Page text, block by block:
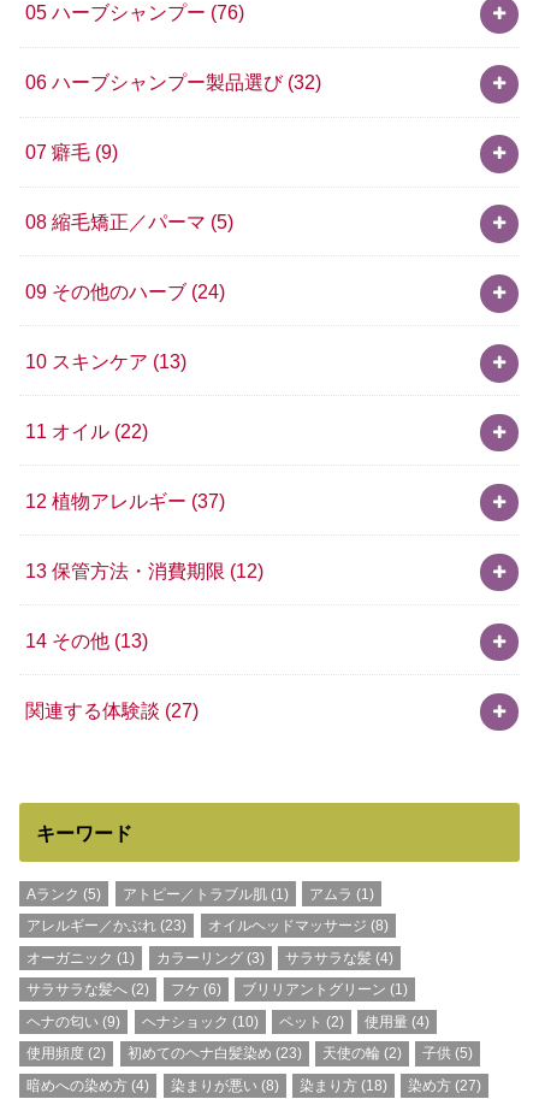
05 ハーブシャンプー (76)
06 ハーブシャンプー製品選び (32)
07 癖毛 (9)
08 縮毛矯正／パーマ (5)
09 その他のハーブ (24)
10 スキンケア (13)
11 オイル (22)
12 植物アレルギー (37)
13 保管方法・消費期限 (12)
14 その他 (13)
関連する体験談 (27)
キーワード
Aランク (5) アトピー／トラブル肌(1) アムラ (1)
アレルギー／かぶれ (23) オイルヘッドマッサージ (8)
オーガニック (1) カラーリング(3) サラサラな髪(4)
サラサラな髪へ (2) フケ (6) ブリリアントグリーン (1)
ヘナの匂い (9) ヘナショック (10) ペット (2) 使用量 (4)
使用頻度 (2) 初めてのヘナ白髪染め (23) 天使の輪 (2) 子供 (5)
暗めへの染め方 (4) 染まりが悪い(8) 染まり方(18) 染め方 (27)